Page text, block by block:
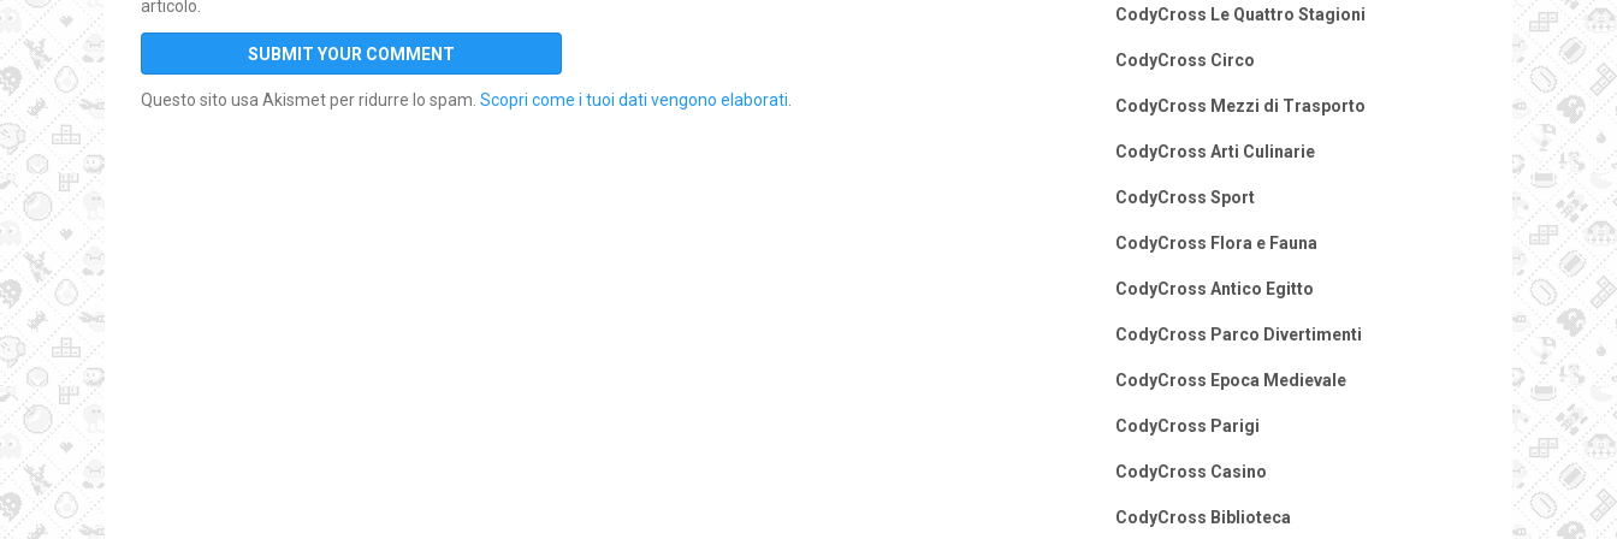
articolo.
Questo sito usa Akismet per ridurre lo spam. Scopri come i tuoi dati vengono elaborati
CodyCross Le Quattro Stagioni
CodyCross Circo
CodyCross Mezzi di Trasporto
CodyCross Arti Culinarie
CodyCross Sport
CodyCross Flora e Fauna
CodyCross Antico Egitto
CodyCross Parco Divertimenti
CodyCross Epoca Medievale
CodyCross Parigi
CodyCross Casino
CodyCross Biblioteca